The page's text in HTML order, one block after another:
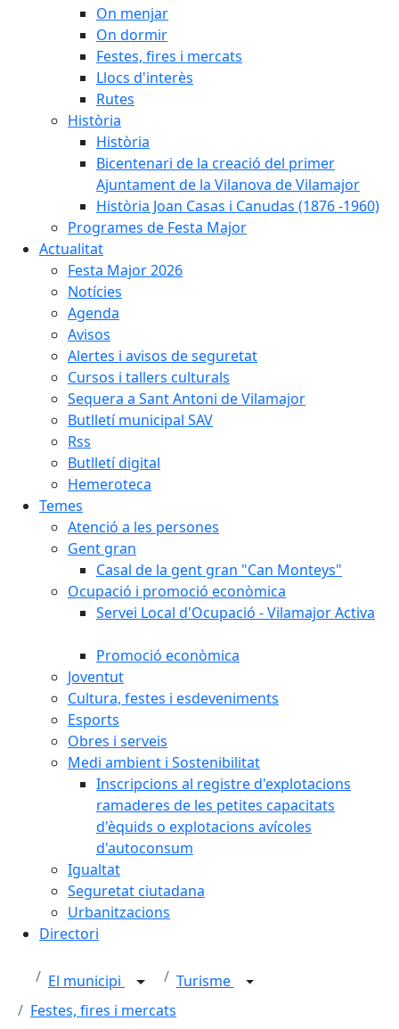
On menjar
On dormir
Festes, fires i mercats
Llocs d'interès
Rutes
Història
Història
Bicentenari de la creació del primer
Ajuntament de la Vilanova de Vilamajor
Història Joan Casas i Canudas (1876 -1960)
Programes de Festa Major
Actualitat
Festa Major 2026
Notícies
Agenda
Avisos
Alertes i avisos de seguretat
Cursos i tallers culturals
Sequera a Sant Antoni de Vilamajor
Butlletí municipal SAV
Rss
Butlletí digital
Hemeroteca
Temes
Atenció a les persones
Gent gran
Casal de la gent gran "Can Monteys"
Ocupació i promoció econòmica
Servei Local d'Ocupació - Vilamajor Activa
Promoció econòmica
Joventut
Cultura, festes i esdeveniments
Esports
Obres i serveis
Medi ambient i Sostenibilitat
Inscripcions al registre d'explotacions
ramaderes de les petites capacitats
d'èquids o explotacions avícoles
d'autoconsum
Igualtat
Seguretat ciutadana
Urbanitzacions
Directori
El municipi
Turisme
Festes, fires i mercats